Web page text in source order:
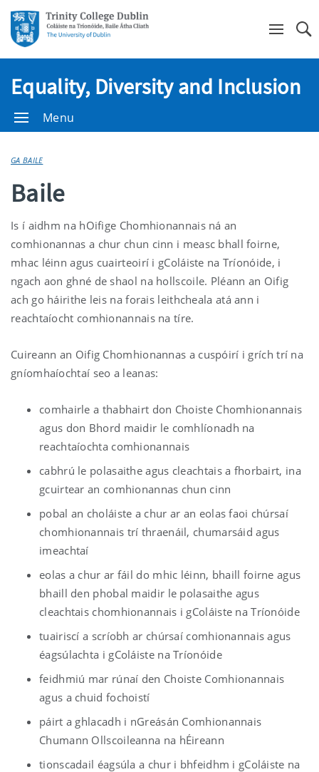
Equality, Diversity and Inclusion
Menu
GA BAILE
Baile
Is í aidhm na hOifige Chomhionannais ná an
comhionannas a chur chun cinn i measc bhall foirne,
mhac léinn agus cuairteoirí i gColáiste na Tríonóide, i
ngach aon ghné de shaol na hollscoile. Pléann an Oifig
ach go háirithe leis na forais leithcheala atá ann i
reachtaíocht comhionannais na tíre.
Cuireann an Oifig Chomhionannas a cuspóirí i grích trí na
gníomhaíochtaí seo a leanas:
comhairle a thabhairt don Choiste Chomhionannais
agus don Bhord maidir le comhlíonadh na
reachtaíochta comhionannais
cabhrú le polasaithe agus cleachtais a fhorbairt, ina
gcuirtear an comhionannas chun cinn
pobal an choláiste a chur ar an eolas faoi chúrsaí
chomhionannais trí thraenáil, chumarsáid agus
imeachtaí
eolas a chur ar fáil do mhic léinn, bhaill foirne agus
bhaill den phobal maidir le polasaithe agus
cleachtais chomhionannais i gColáiste na Tríonóide
tuairiscí a scríobh ar chúrsaí comhionannais agus
éagsúlachta i gColáiste na Tríonóide
feidhmiú mar rúnaí den Choiste Comhionannais
agus a chuid fochoistí
páirt a ghlacadh i nGreásán Comhionannais
Chumann Ollscoileanna na hÉireann
tionscadail éagsúla a chur i bhfeidhm i gColáiste na